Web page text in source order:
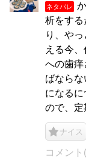
ネタバレ
析をする
り、や
える今
への歯痒
ばなら
になる
ので、定
ナイス
コメント